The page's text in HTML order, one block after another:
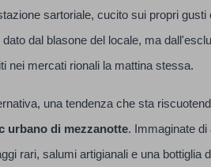
sartoriale, cucito sui propri
dato dal blasone del locale, ma
nei mercati rionali la mattina stessa.
una tendenza che sta
urbano di mezzanotte. Immaginate di
rari, salumi artigianali e una bottiglia